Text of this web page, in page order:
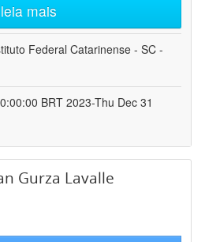
leia mais
Federal Catarinense - SC -
BRT 2023-Thu Dec 31
Gurza Lavalle